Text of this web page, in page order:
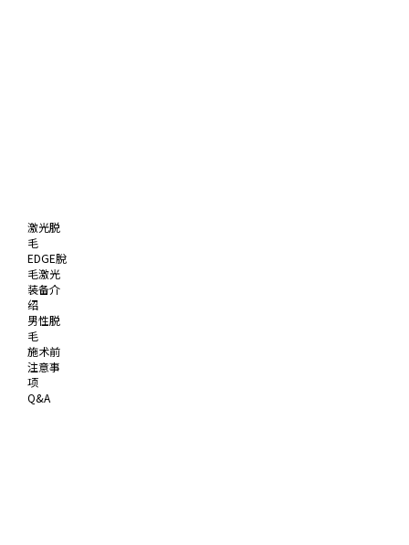
激光脱
毛
EDGE脫
毛激光
装备介
绍
男性脱
毛
施术前
注意事
项
Q&A